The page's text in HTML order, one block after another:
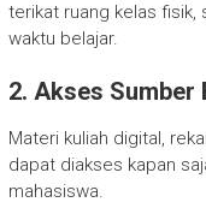
terikat ruang kelas fisik,
waktu belajar.
2. Akses Sumber
Materi kuliah digital,
dapat diakses kapan
mahasiswa.